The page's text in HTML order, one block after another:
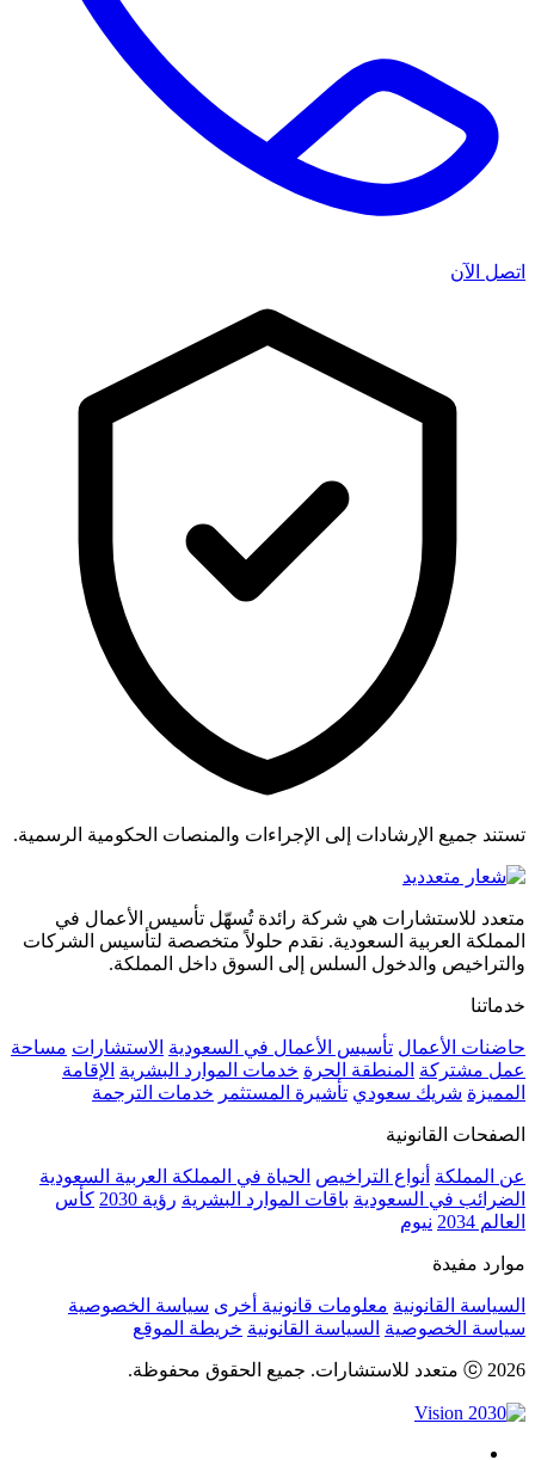
اتصل الآن
تستند جميع الإرشادات إلى الإجراءات والمنصات الحكومية الرسمية.
متعدد للاستشارات هي شركة رائدة تُسهّل تأسيس الأعمال في
المملكة العربية السعودية. نقدم حلولاً متخصصة لتأسيس الشركات
والتراخيص والدخول السلس إلى السوق داخل المملكة.
خدماتنا
حاضنات الأعمال تأسيس الأعمال في السعودية الاستشارات مساحة
عمل مشتركة المنطقة الحرة خدمات الموارد البشرية الإقامة
المميزة شريك سعودي تأشيرة المستثمر خدمات الترجمة
الصفحات القانونية
عن المملكة أنواع التراخيص الحياة في المملكة العربية السعودية
الضرائب في السعودية باقات الموارد البشرية رؤية 2030
كأس
العالم 2034
نيوم
موارد مفيدة
السياسة القانونية معلومات قانونية أخرى سياسة الخصوصية
سياسة الخصوصية السياسة القانونية خريطة الموقع
ⓒ 2026 متعدد للاستشارات. جميع الحقوق محفوظة.